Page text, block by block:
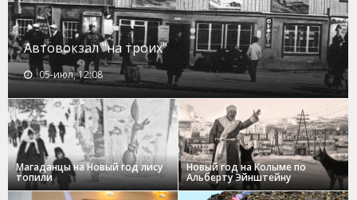
Автовокзал "на троих"
05-июл, 12:08
Магаданцы на Новый год лису
топили
Новый год на Колыме по
Альберту Эйнштейну